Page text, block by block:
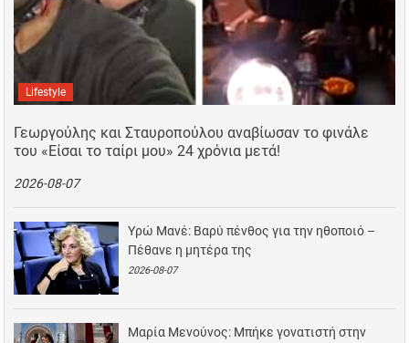
Lifestyle
Γεωργούλης και Σταυροπούλου αναβίωσαν το φινάλε
του «Είσαι το ταίρι μου» 24 χρόνια μετά!
2026-08-07
Υρώ Μανέ: Βαρύ πένθος για την ηθοποιό –
Πέθανε η μητέρα της
2026-08-07
Μαρία Μενούνος: Μπήκε γονατιστή στην